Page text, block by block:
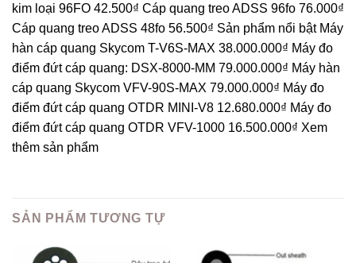
kim loại 96FO 42.500₫ Cáp quang treo ADSS 96fo 76.000₫
Cáp quang treo ADSS 48fo 56.500₫ Sản phẩm nổi bật Máy
hàn cáp quang Skycom T-V6S-MAX 38.000.000₫ Máy đo
điểm đứt cáp quang: DSX-8000-MM 79.000.000₫ Máy hàn
cáp quang Skycom VFV-90S-MAX 79.000.000₫ Máy đo
điểm đứt cáp quang OTDR MINI-V8 12.680.000₫ Máy đo
điểm đứt cáp quang OTDR VFV-1000 16.500.000₫ Xem
thêm sản phẩm
SẢN PHẨM TƯƠNG TỰ